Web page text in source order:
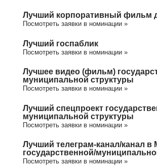
Лучший корпоративный фильм
Посмотреть заявки в номинации »
Лучший госпаблик
Посмотреть заявки в номинации »
Лучшее видео (фильм)
муниципальной структуры
Посмотреть заявки в номинации »
Лучший спецпроект
муниципальной структуры
Посмотреть заявки в номинации »
Лучший телеграм-канал/канал в
государственной/
Посмотреть заявки в номинации »